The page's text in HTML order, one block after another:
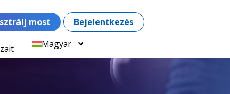
most Bejelentkezés
Magyar